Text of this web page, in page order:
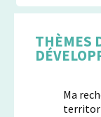
THÈMES
Ma